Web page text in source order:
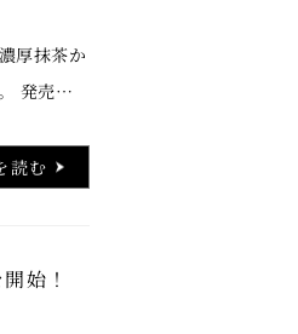
厚抹茶か
発売以
商品とし
読む
始！